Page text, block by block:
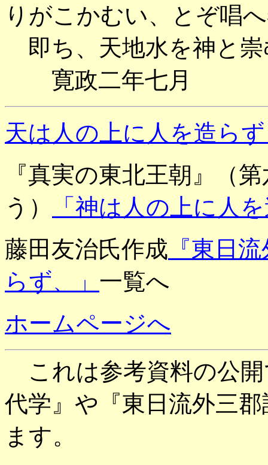
りがこかむい、とぞ唱
即ち、天地水を神と
寛政二年七月
天は人の上に人を造ら
『真実の東北王朝』（
う）
「神は人の上に人
藤田友治氏作成 『東日
らず、」 一覧へ
ホームページへ
これは参考資料の公
代学』 や『東日流外三
ます。